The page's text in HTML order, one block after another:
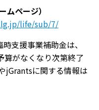
ムページ）
life/sub/7/
支援事業補助金は、
算がなくなり次第終了
jGrantsに関する情報は